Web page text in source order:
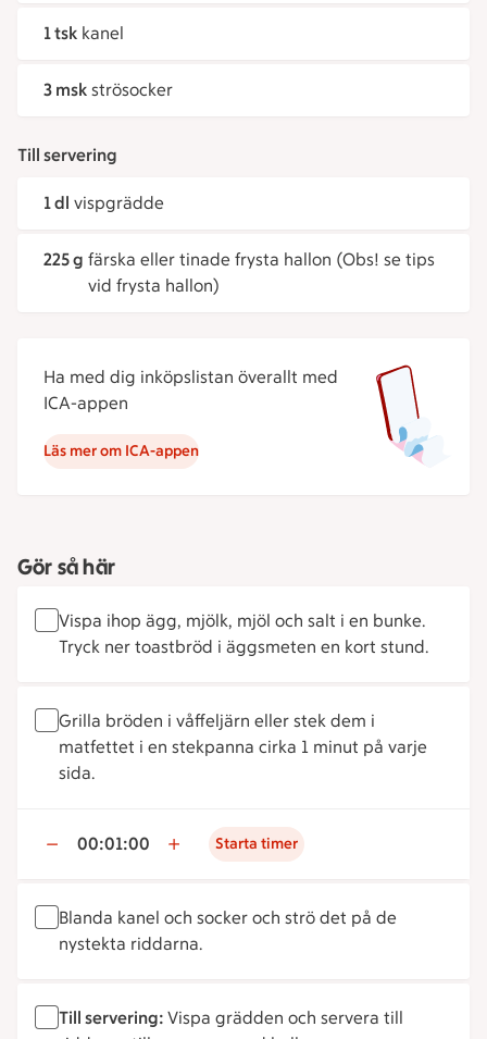
1 tsk kanel
3 msk strösocker
Till servering
1 dl vispgrädde
225 g färska eller tinade frysta hallon (Obs! se tips
vid frysta hallon)
Ha med dig inköpslistan överallt med
ICA-appen
Läs mer om ICA-appen
Gör så här
Vispa ihop ägg, mjölk, mjöl och salt i en bunke.
Tryck ner toastbröd i äggsmeten en kort stund.
Grilla bröden i våffeljärn eller stek dem i
matfettet i en stekpanna cirka 1 minut på varje
sida.
00:01:00 Starta timer
Blanda kanel och socker och strö det på de
nystekta riddarna.
Till servering: Vispa grädden och servera till